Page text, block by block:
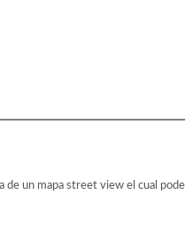
un mapa street view el cual